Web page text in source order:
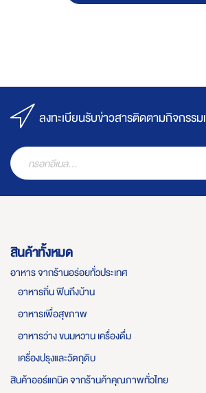
ลงทะเบียนรับข่าวสารติดตามกิจกรรม
สินค้าทั้งหมด
อาหาร จากร้านอร่อยทั่วประเทศ
อาหารถิ่น ฟินถึงบ้าน
อาหารเพื่อสุขภาพ
อาหารว่าง ขนมหวาน เครื่องดื่ม
เครื่องปรุงและวัตถุดิบ
สินค้าออร์แกนิค จากร้านค้าคุณภาพทั่วไทย